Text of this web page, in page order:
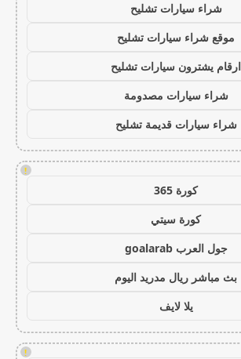
شراء سيارات تشليح
موقع شراء سيارات تشليح
ارقام يشترون سيارات تشليح
شراء سيارات مصدومة
شراء سيارات قديمة تشليح
!
كورة 365
كورة سيتي
جول العرب goalarab
بث مباشر ريال مدريد اليوم
يلا لايف
!